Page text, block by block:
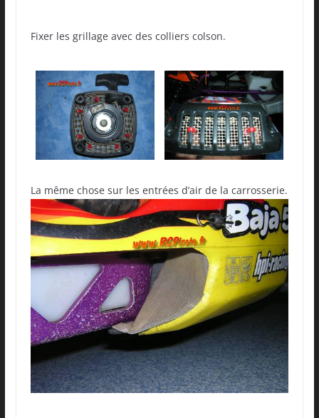
Fixer les grillage avec des colliers colson.
La même chose sur les entrées d’air de la carrosserie.